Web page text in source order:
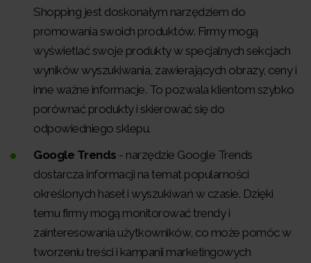
Shopping jest doskonałym narzędziem do
promowania swoich produktów. Firmy mogą
wyświetlać swoje produkty w specjalnych sekcjach
wyników wyszukiwania, zawierających obrazy, ceny i
inne ważne informacje. To pozwala klientom szybko
porównać produkty i skierować się do
odpowiedniego sklepu.
Google Trends - narzędzie Google Trends
dostarcza informacji na temat popularności
określonych haseł i wyszukiwań w czasie. Dzięki
temu firmy mogą monitorować trendy i
zainteresowania użytkowników, co może pomóc w
tworzeniu treści i kampanii marketingowych